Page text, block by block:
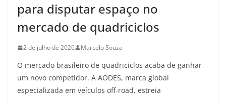
para disputar espaço no
mercado de quadriciclos
2 de julho de 2026 Marcelo Souza
O mercado brasileiro de quadriciclos acaba de ganhar
um novo competidor. A AODES, marca global
especializada em veículos off-road, estreia